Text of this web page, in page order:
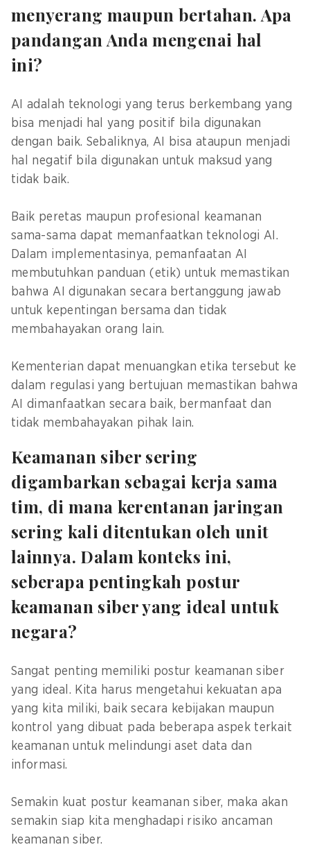
menyerang maupun bertahan. Apa
pandangan Anda mengenai hal
ini?
AI adalah teknologi yang terus berkembang yang
bisa menjadi hal yang positif bila digunakan
dengan baik. Sebaliknya, AI bisa ataupun menjadi
hal negatif bila digunakan untuk maksud yang
tidak baik.
Baik peretas maupun profesional keamanan
sama-sama dapat memanfaatkan teknologi AI.
Dalam implementasinya, pemanfaatan AI
membutuhkan panduan (etik) untuk memastikan
bahwa AI digunakan secara bertanggung jawab
untuk kepentingan bersama dan tidak
membahayakan orang lain.
Kementerian dapat menuangkan etika tersebut ke
dalam regulasi yang bertujuan memastikan bahwa
AI dimanfaatkan secara baik, bermanfaat dan
tidak membahayakan pihak lain.
Keamanan siber sering
digambarkan sebagai kerja sama
tim, di mana kerentanan jaringan
sering kali ditentukan oleh unit
lainnya. Dalam konteks ini,
seberapa pentingkah postur
keamanan siber yang ideal untuk
negara?
Sangat penting memiliki postur keamanan siber
yang ideal. Kita harus mengetahui kekuatan apa
yang kita miliki, baik secara kebijakan maupun
kontrol yang dibuat pada beberapa aspek terkait
keamanan untuk melindungi aset data dan
informasi.
Semakin kuat postur keamanan siber, maka akan
semakin siap kita menghadapi risiko ancaman
keamanan siber.